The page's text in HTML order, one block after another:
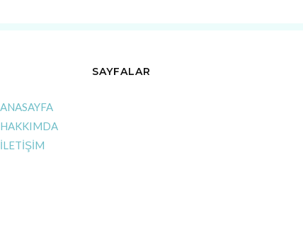
SAYFALAR
ANASAYFA
HAKKIMDA
İLETİŞİM